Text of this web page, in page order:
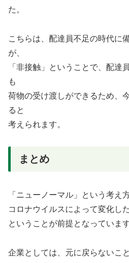
た。
こちらは、配達員不足の時代に
が、
「非接触」ということで、配達
も
荷物の受け渡しができるため、
ると
考えられます。
まとめ
「ニューノーマル」という考え方
コロナウイルスによって変化し
ということが前提となっています
企業としては、元に戻らないこ